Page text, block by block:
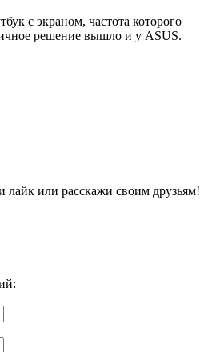
с экраном, частота которого
решение вышло и у ASUS.
лайк или расскажи своим друзьям!